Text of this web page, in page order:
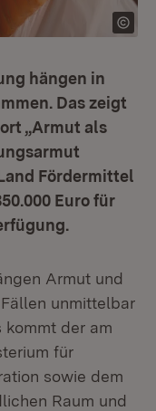
hängen in
Das zeigt
„Armut als
Fördermittel
Euro für
Armut und
unmittelbar
kommt der am
für
sowie dem
Raum und